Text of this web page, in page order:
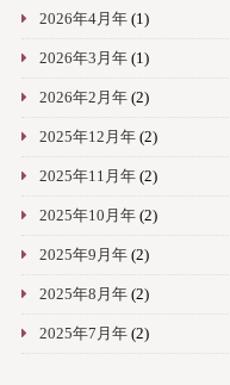
2026年4月年(1)
2026年3月年(1)
2026年2月年(2)
2025年12月年(2)
2025年11月年(2)
2025年10月年(2)
2025年9月年(2)
2025年8月年(2)
2025年7月年(2)